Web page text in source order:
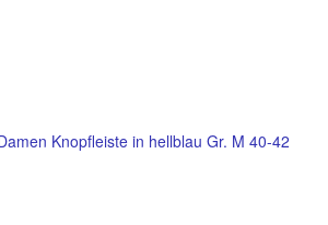
Knopfleiste in hellblau Gr. M 40-42